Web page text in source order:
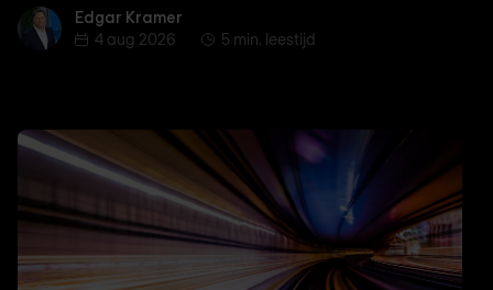
Edgar KramerEdgar Kramer
4 aug 2026
5 min. leestijd